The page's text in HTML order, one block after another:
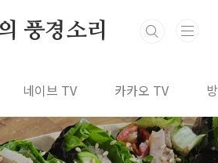
풍경소리
네이브 TV 카카오 TV